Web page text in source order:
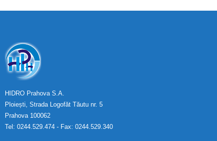
HIDRO Prahova S.A.
Ploiești, Strada Logofăt Tăutu nr. 5
Prahova 100062
Tel: 0244.529.474 - Fax: 0244.529.340